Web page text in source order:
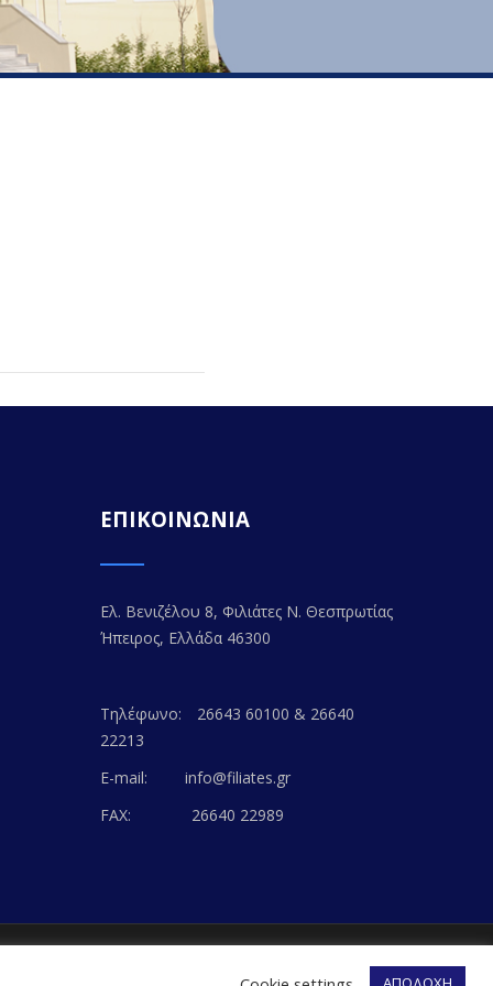
ΕΠΙΚΟΙΝΩΝΙΑ
Ελ. Βενιζέλου 8, Φιλιάτες Ν. Θεσπρωτίας
Ήπειρος, Ελλάδα 46300
Τηλέφωνο:
26643 60100 & 26640
22213
E-mail:
info@filiates.gr
FAX:
26640 22989